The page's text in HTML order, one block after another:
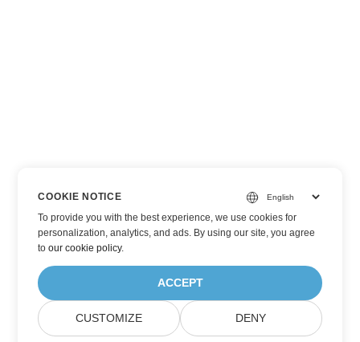
COOKIE NOTICE
To provide you with the best experience, we use cookies for
personalization, analytics, and ads. By using our site, you agree
toour cookie policy.
ACCEPT
CUSTOMIZE DENY